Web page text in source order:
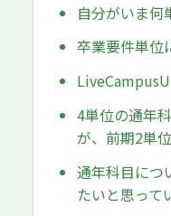
自分がいま何
卒業要件単位
4単位の通年
が、前期2単
通年科目につ
たいと思って